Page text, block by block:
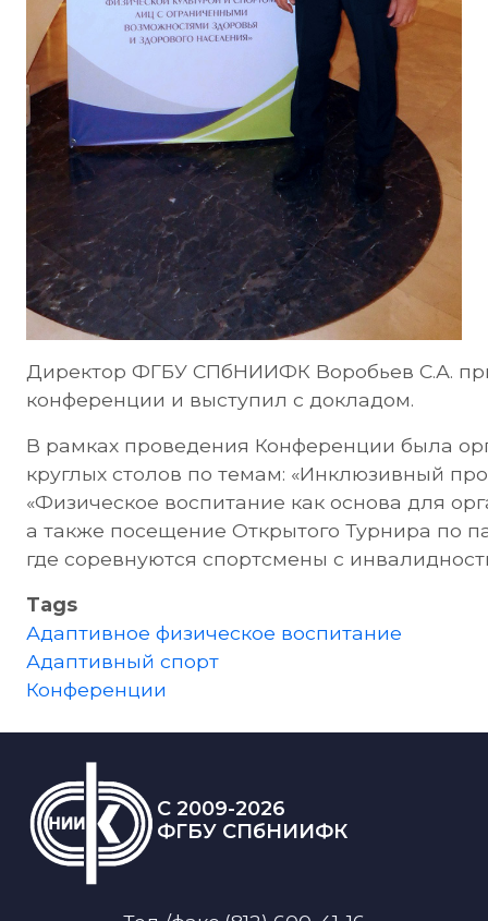
Директор ФГБУ СПбНИИФК Воробьев С.А.
конференции и выступил с докладом.
В рамках проведения Конференции была
круглых столов по темам: «Инклюзивный
«Физическое воспитание как основа для
а также посещение Открытого Турнира по
где соревнуются спортсмены с
Tags
Адаптивное физическое воспитание
Адаптивный спорт
Конференции
C 2009-2026
ФГБУ СПбНИИФК